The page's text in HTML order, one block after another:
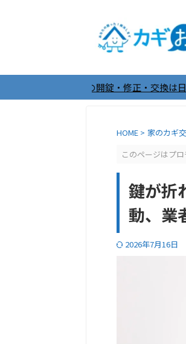
ギの開錠・修正・交換は日本全国対応※
HOME > 家のカギ
このページはプ
鍵が折
動、業
2026年7月16日